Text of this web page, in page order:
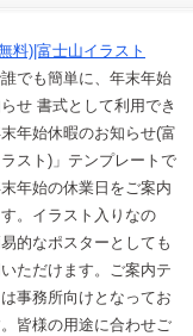
料)|富士山イラスト
でも簡単に、年末年始
せ 書式として利用でき
年始休暇のお知らせ(富
スト)」テンプレートで
年始の休業日をご案内
。イラスト入りなの
的なポスターとしても
ただけます。ご案内テ
事務所向けとなってお
皆様の用途に合わせご